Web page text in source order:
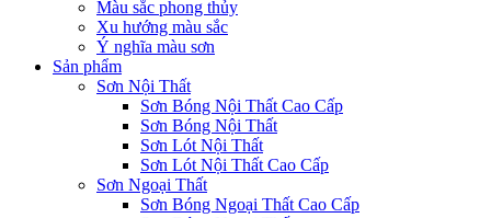
Màu sắc phong thủy
Xu hướng màu sắc
Ý nghĩa màu sơn
Sản phẩm
Sơn Nội Thất
Sơn Bóng Nội Thất Cao Cấp
Sơn Bóng Nội Thất
Sơn Lót Nội Thất
Sơn Lót Nội Thất Cao Cấp
Sơn Ngoại Thất
Sơn Bóng Ngoại Thất Cao Cấp